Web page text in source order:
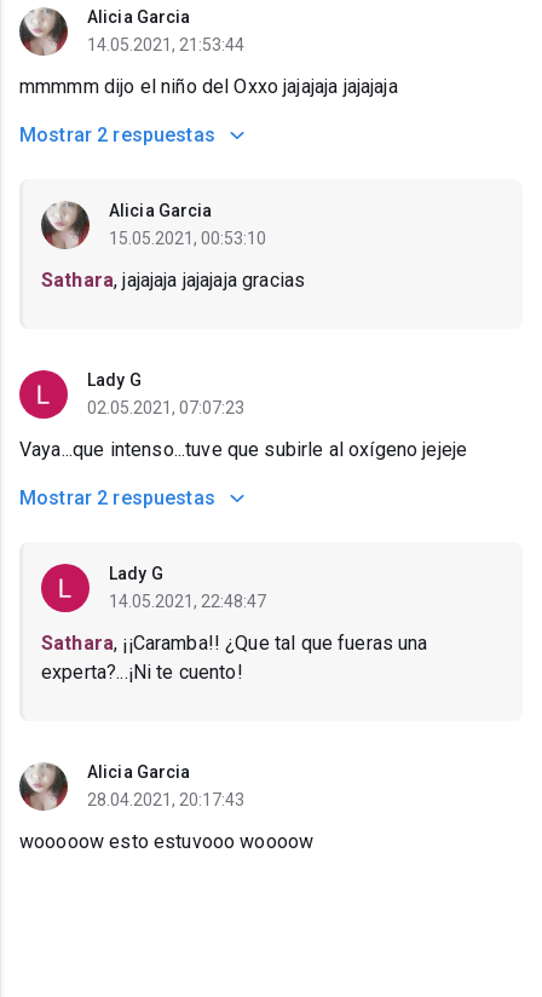
Alicia Garcia
14.05.2021, 21:53:44
mmmmm dijo el niño del Oxxo jajajaja jajajaja
Mostrar 2 respuestas
Alicia Garcia
15.05.2021, 00:53:10
Sathara, jajajaja jajajaja gracias
Lady G
02.05.2021, 07:07:23
Vaya...que intenso...tuve que subirle al oxígeno jejeje
Mostrar 2 respuestas
Lady G
14.05.2021, 22:48:47
Sathara, ¡¡Caramba!! ¿Que tal que fueras una
experta?...¡Ni te cuento!
Alicia Garcia
28.04.2021, 20:17:43
wooooow esto estuvooo woooow